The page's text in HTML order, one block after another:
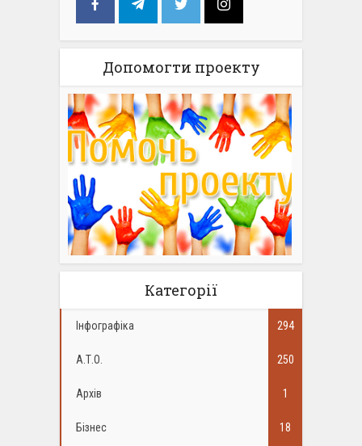
Допомогти проекту
Категорії
Інфографіка 294
А.Т.О. 250
Архів 1
Бізнес 18